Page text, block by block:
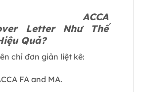
ACCA
Letter Như Thế
Quả?
chỉ đơn giản liệt kê:
FA and MA.